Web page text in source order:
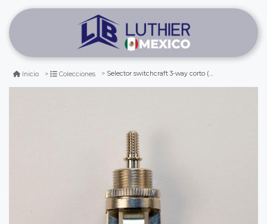
Inicio Colecciones Selector switchcraft 3-way corto (short straight)